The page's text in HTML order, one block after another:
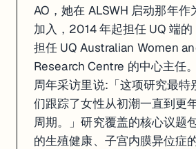
AO，她在 ALSWH 启动那年作
加入，2014 年起担任 UQ 端
担任 UQ Australian Women
Research Centre 的中心主任
周年采访里说:「这项研究最特
们跟踪了女性从初潮一直到更
周期。」研究覆盖的核心议题
的生殖健康、子宫内膜异位症